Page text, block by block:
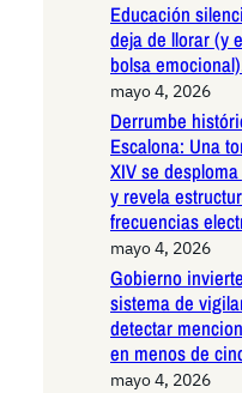
Educación
deja de llorar (y
bolsa
mayo 4, 2026
Derrumbe
Escalona: Una
XIV se
y revela
frecuencias
mayo 4, 2026
Gobierno
sistema de
detectar
en menos de
mayo 4, 2026